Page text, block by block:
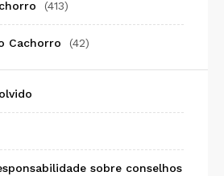
(413)
Cachorro (42)
sobre conselhos